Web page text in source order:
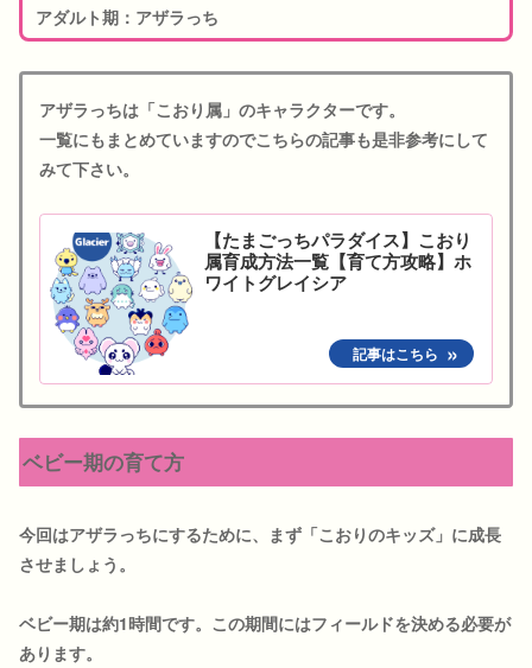
アダルト期：アザラっち
アザラっちは「こおり属」のキャラクターです。
一覧にもまとめていますのでこちらの記事も是非参考にして
みて下さい。
【たまごっちパラダイス】こおり
属育成方法一覧【育て方攻略】ホ
ワイトグレイシア
ベビー期の育て方
今回はアザラっちにするために、まず「こおりのキッズ」に成長
させましょう。
ベビー期は約1時間です。この期間にはフィールドを決める必要が
あります。